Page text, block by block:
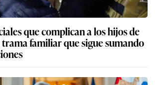
que complican a los hijos de
familiar que sigue sumando